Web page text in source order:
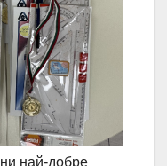
най-добре